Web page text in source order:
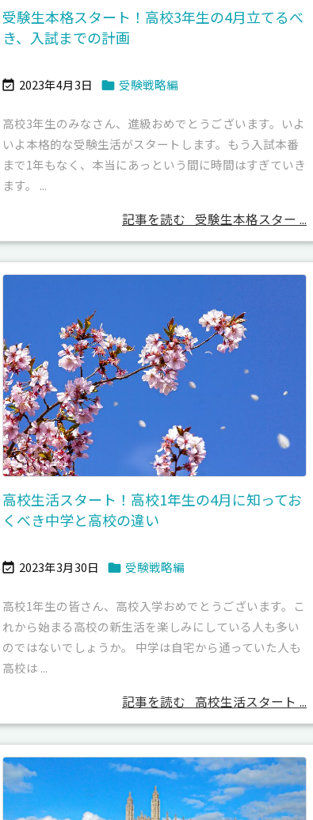
受験生本格スタート！高校3年生の4月立てるべ
き、入試までの計画
 2023年4月3日  受験戦略編
高校3年生のみなさん、進級おめでとうございます。いよ
いよ本格的な受験生活がスタートします。もう入試本番
まで1年もなく、本当にあっという間に時間はすぎていき
ます。 ...
記事を読む 受験生本格スター ...
高校生活スタート！高校1年生の4月に知ってお
くべき中学と高校の違い
 2023年3月30日  受験戦略編
高校1年生の皆さん、高校入学おめでとうございます。こ
れから始まる高校の新生活を楽しみにしている人も多い
のではないでしょうか。 中学は自宅から通っていた人も
高校は ...
記事を読む 高校生活スタート ...